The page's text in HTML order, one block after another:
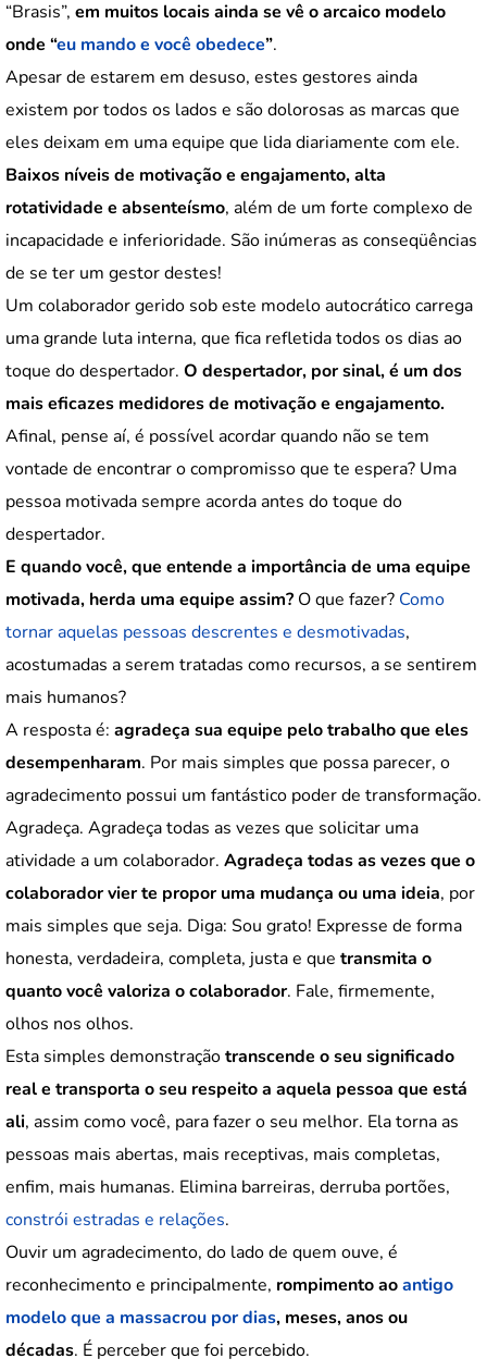
“Brasis”, em muitos locais ainda se vê o arcaico modelo
onde “eu mando e você obedece”.
Apesar de estarem em desuso, estes gestores ainda
existem por todos os lados e são dolorosas as marcas que
eles deixam em uma equipe que lida diariamente com ele.
Baixos níveis de motivação e engajamento, alta
rotatividade e absenteísmo, além de um forte complexo de
incapacidade e inferioridade. São inúmeras as conseqüências
de se ter um gestor destes!
Um colaborador gerido sob este modelo autocrático carrega
uma grande luta interna, que fica refletida todos os dias ao
toque do despertador. O despertador, por sinal, é um dos
mais eficazes medidores de motivação e engajamento.
Afinal, pense aí, é possível acordar quando não se tem
vontade de encontrar o compromisso que te espera? Uma
pessoa motivada sempre acorda antes do toque do
despertador.
E quando você, que entende a importância de uma equipe
motivada, herda uma equipe assim? O que fazer? Como
tornar aquelas pessoas descrentes e desmotivadas,
acostumadas a serem tratadas como recursos, a se sentirem
mais humanos?
A resposta é: agradeça sua equipe pelo trabalho que eles
desempenharam. Por mais simples que possa parecer, o
agradecimento possui um fantástico poder de transformação.
Agradeça. Agradeça todas as vezes que solicitar uma
atividade a um colaborador. Agradeça todas as vezes que o
colaborador vier te propor uma mudança ou uma ideia, por
mais simples que seja. Diga: Sou grato! Expresse de forma
honesta, verdadeira, completa, justa e que transmita o
quanto você valoriza o colaborador. Fale, firmemente,
olhos nos olhos.
Esta simples demonstraçãotranscende o seu significado
real e transporta o seu respeito a aquela pessoa que está
ali, assim como você, para fazer o seu melhor. Ela torna as
pessoas mais abertas, mais receptivas, mais completas,
enfim, mais humanas. Elimina barreiras, derruba portões,
constrói estradas e relações.
Ouvir um agradecimento, do lado de quem ouve, é
reconhecimento e principalmente, rompimento aoantigo
modelo que a massacrou por dias, meses, anos ou
décadas. É perceber que foi percebido.